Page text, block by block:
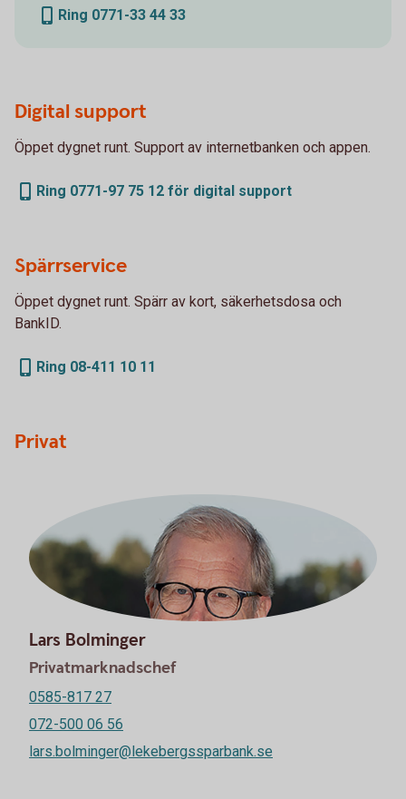
Ring 0771-33 44 33
Digital support
Öppet dygnet runt. Support av internetbanken och appen.
Ring 0771-97 75 12 för digital support
Spärrservice
Öppet dygnet runt. Spärr av kort, säkerhetsdosa och
BankID.
Ring 08-411 10 11
Privat
Lars Bolminger
Privatmarknadschef
0585-817 27
072-500 06 56
lars.bolminger@lekebergssparbank.se